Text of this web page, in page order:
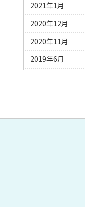
2021年1月
2020年12月
2020年11月
2019年6月